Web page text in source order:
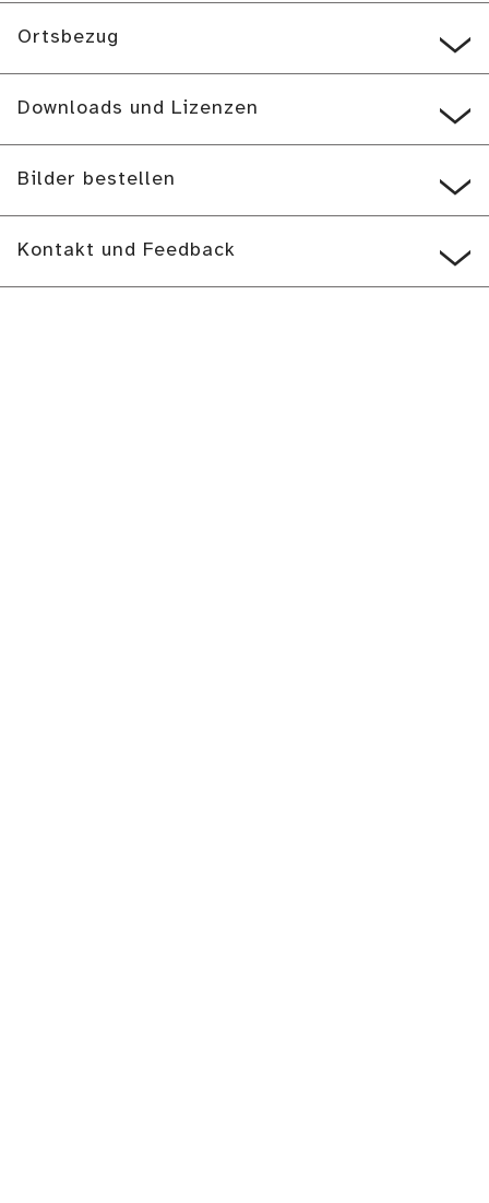
Ortsbezug
Downloads und Lizenzen
Bilder bestellen
Kontakt und Feedback